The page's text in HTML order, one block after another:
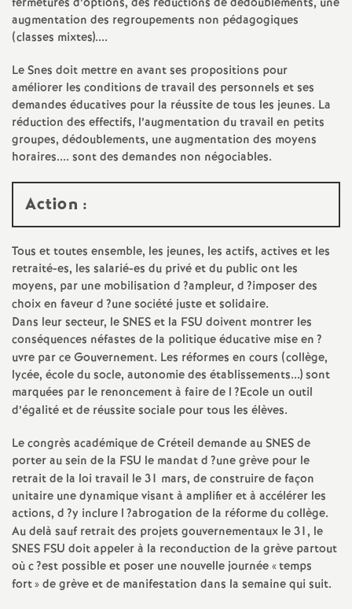
augmentation des regroupements non pédagogiques
(classes mixtes)....
Le Snes doit mettre en avant ses propositions pour
améliorer les conditions de travail des personnels et ses
demandes éducatives pour la réussite de tous les jeunes. La
réduction des effectifs, l’augmentation du travail en petits
groupes, dédoublements, une augmentation des moyens
horaires.... sont des demandes non négociables.
Action :
Tous et toutes ensemble, les jeunes, les actifs, actives et les
retraité-es, les salarié-es du privé et du public ont les
moyens, par une mobilisation d?ampleur, d?imposer des
choix en faveur d?une société juste et solidaire.
Dans leur secteur, leSNESet la FSU doivent montrer les
conséquences néfastes de la politique éducative mise en?
uvre par ce Gouvernement. Les réformes en cours (collège,
lycée, école du socle, autonomie des établissements...) sont
marquées par le renoncement à faire de l?Ecole un outil
d’égalité et de réussite sociale pour tous les élèves.
Le congrès académique de Créteil demande auSNESde
porter au sein de la FSU le mandat d?une grève pour le
retrait de la loi travail le 31 mars, de construire de façon
unitaire une dynamique visant à amplifier et à accélérer les
actions, d?y inclure l?abrogation de la réforme du collège.
Au delà sauf retrait des projets gouvernementaux le 31, le
SNES FSU doit appeler à la reconduction de la grève partout
où c?est possible et poser une nouvelle journée «temps
fort» de grève et de manifestation dans la semaine qui suit.